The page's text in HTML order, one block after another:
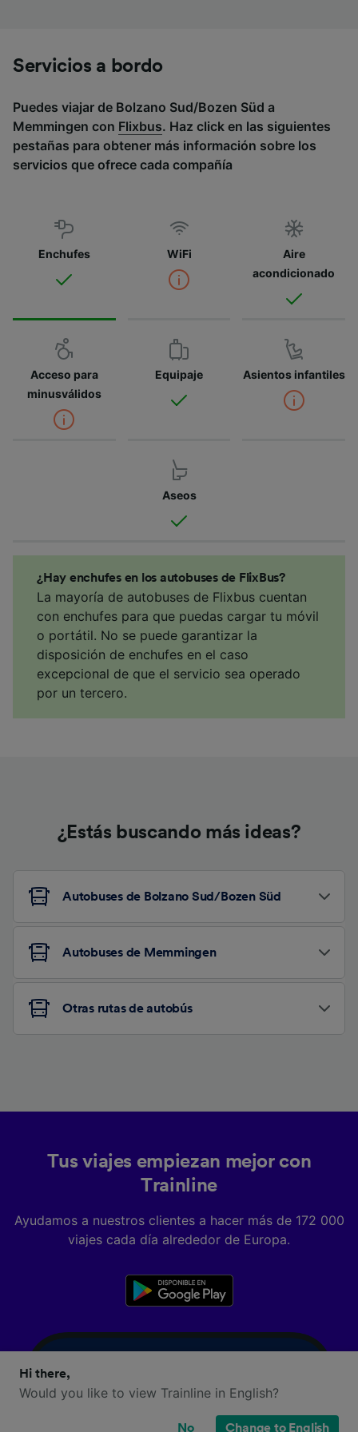
Servicios a bordo
Puedes viajar de Bolzano Sud/Bozen Süd a
Memmingen con Flixbus. Haz click en las siguientes
pestañas para obtener más información sobre los
servicios que ofrece cada compañía
Enchufes WiFi
Aire
acondicionado
Acceso para
minusválidos
Equipaje Asientos infantiles
Aseos
¿Hay enchufes en los autobuses de FlixBus?
La mayoría de autobuses de Flixbus cuentan
con enchufes para que puedas cargar tu móvil
o portátil. No se puede garantizar la
disposición de enchufes en el caso
excepcional de que el servicio sea operado
por un tercero.
¿Estás buscando más ideas?
Autobuses de Bolzano Sud/Bozen Süd
Autobuses de Memmingen
Otras rutas de autobús
Tus viajes empiezan mejor con
Trainline
Ayudamos a nuestros clientes a hacer más de 172 000
viajes cada día alrededor de Europa.
Hi there,
Would you like to view Trainline in English?
No Change to English